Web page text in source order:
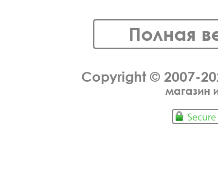
Полная
Copyright © 2007-
магазин